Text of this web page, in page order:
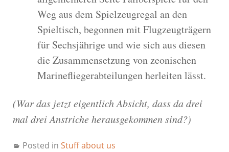
Weg aus dem Spielzeugregal an den
Spieltisch, begonnen mit Flugzeugträgern
für Sechsjährige und wie sich aus diesen
die Zusammensetzung von zeonischen
Marinefliegerabteilungen herleiten lässt.
(War das jetzt eigentlich Absicht, dass da drei
mal drei Anstriche herausgekommen sind?)
Posted in Stuff about us